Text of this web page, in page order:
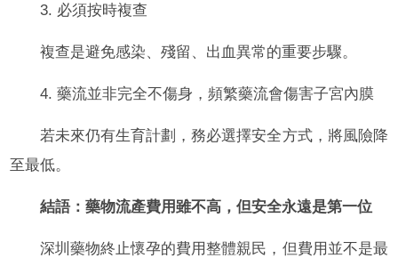
3. 必須按時複查
複查是避免感染、殘留、出血異常的重要步驟。
4. 藥流並非完全不傷身，頻繁藥流會傷害子宮內膜
若未來仍有生育計劃，務必選擇安全方式，將風險降
至最低。
結語：藥物流產費用雖不高，但安全永遠是第一位
深圳藥物終止懷孕的費用整體親民，但費用並不是最